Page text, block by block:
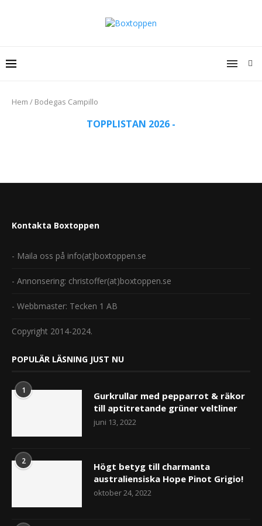
Hem / Bodegas Campillo
TOPPLISTAN 2026 -
Kontakta Boxtoppen
- Maila oss på info(at)boxtoppen.se
- Annonsering: christoffer(at)boxtoppen.se
- Webbmaster: Tecken 1 AB
Copyright 2014-2024.
POPULÄR LÄSNING JUST NU
1
Gurkrullar med pepparrot & räkor
till aptitretande grüner veltliner
juni 13, 2022
2
Högt betyg till charmanta
australiensiska Hope Pinot Grigio!
oktober 24, 2022